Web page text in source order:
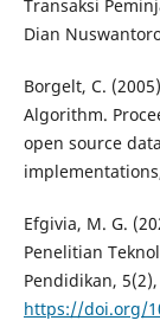
Transaksi
Dian
Borgelt, C.
Algorithm.
open source
Efgivia, M. G.
Penelitian
Pendidikan, 5(2),
https://doi.org/